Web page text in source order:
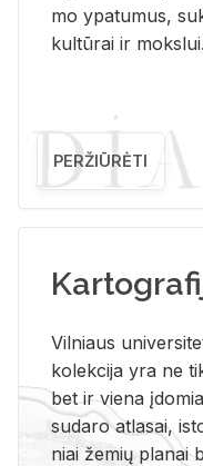
mo ypa­tu­mus,
kul­tū­rai ir moks­lui.
PERŽIŪRĖTI
Vil­niaus
ko­lek­ci­ja yra ne
bet ir vie­na
su­da­ro at­la­sai,
niai že­mių pla­nai